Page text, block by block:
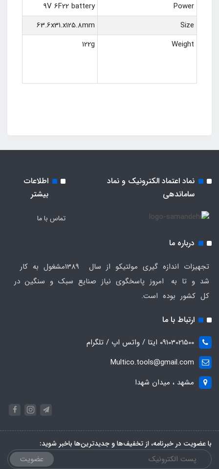
Power
9V 6F22 battery
Size
63.6x31.x125.8mm
Weight
122g
نماد اعتماد الکترونیک و نماد
ساماندهی
اطلاعات
بیشتر
تماس با ما
درباره ما
تجهیزات اندازه گیری مولتیکو از سال 1389مشغول به کار
شد و تا به امروز پاسخگوی نیاز صنایع سبک و سنگین در
کل کشور بوده است.
ارتباط با ما
09103021500 ایتا / واتس اپ / تلگرام
Multico.tools@gmail.com
مشهد ، میدان شهدا
با عضویت در خبرنامه، از تخفیف‌ها و جدیدترین‌ها باخبر شوید:
عضویت